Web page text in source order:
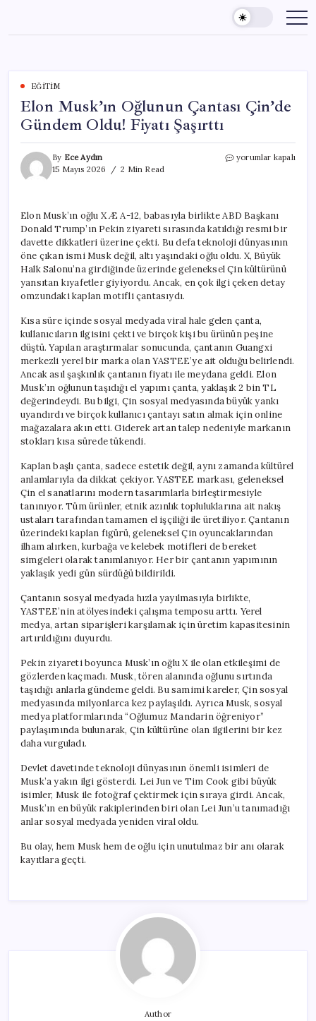
content
EĞITIM
Elon Musk’ın Oğlunun Çantası Çin’de
Gündem Oldu! Fiyatı Şaşırttı
By Ece Aydın
15 Mayıs 2026
2 Min Read
Elon
Gündem
Oldu!
Fiyatı
Şaşırttı
için
yorumlar kapalı
Elon Musk’ın oğlu X Æ A-12, babasıyla birlikte ABD Başkanı
Donald Trump’ın Pekin ziyareti sırasında katıldığı resmi bir
davette dikkatleri üzerine çekti. Bu defa teknoloji dünyasının
öne çıkan ismi Musk değil, altı yaşındaki oğlu oldu. X, Büyük
Halk Salonu’na girdiğinde üzerinde geleneksel Çin kültürünü
yansıtan kıyafetler giyiyordu. Ancak, en çok ilgi çeken detay
omzundaki kaplan motifli çantasıydı.
Kısa süre içinde sosyal medyada viral hale gelen çanta,
kullanıcıların ilgisini çekti ve birçok kişi bu ürünün peşine
düştü. Yapılan araştırmalar sonucunda, çantanın Guangxi
merkezli yerel bir marka olan YASTEE’ye ait olduğu belirlendi.
Ancak asıl şaşkınlık çantanın fiyatı ile meydana geldi. Elon
Musk’ın oğlunun taşıdığı el yapımı çanta, yaklaşık 2 bin TL
değerindeydi. Bu bilgi, Çin sosyal medyasında büyük yankı
uyandırdı ve birçok kullanıcı çantayı satın almak için online
mağazalara akın etti. Giderek artan talep nedeniyle markanın
stokları kısa sürede tükendi.
Kaplan başlı çanta, sadece estetik değil, aynı zamanda kültürel
anlamlarıyla da dikkat çekiyor. YASTEE markası, geleneksel
Çin el sanatlarını modern tasarımlarla birleştirmesiyle
tanınıyor. Tüm ürünler, etnik azınlık topluluklarına ait nakış
ustaları tarafından tamamen el işçiliği ile üretiliyor. Çantanın
üzerindeki kaplan figürü, geleneksel Çin oyuncaklarından
ilham alırken, kurbağa ve kelebek motifleri de bereket
simgeleri olarak tanımlanıyor. Her bir çantanın yapımının
yaklaşık yedi gün sürdüğü bildirildi.
Çantanın sosyal medyada hızla yayılmasıyla birlikte,
YASTEE’nin atölyesindeki çalışma temposu arttı. Yerel
medya, artan siparişleri karşılamak için üretim kapasitesinin
artırıldığını duyurdu.
Pekin ziyareti boyunca Musk’ın oğlu X ile olan etkileşimi de
gözlerden kaçmadı. Musk, tören alanında oğlunu sırtında
taşıdığı anlarla gündeme geldi. Bu samimi kareler, Çin sosyal
medyasında milyonlarca kez paylaşıldı. Ayrıca Musk, sosyal
medya platformlarında “Oğlumuz Mandarin öğreniyor”
paylaşımında bulunarak, Çin kültürüne olan ilgilerini bir kez
daha vurguladı.
Devlet davetinde teknoloji dünyasının önemli isimleri de
Musk’a yakın ilgi gösterdi. Lei Jun ve Tim Cook gibi büyük
isimler, Musk ile fotoğraf çektirmek için sıraya girdi. Ancak,
Musk’ın en büyük rakiplerinden biri olan Lei Jun’u tanımadığı
anlar sosyal medyada yeniden viral oldu.
Bu olay, hem Musk hem de oğlu için unutulmaz bir anı olarak
kayıtlara geçti.
Author